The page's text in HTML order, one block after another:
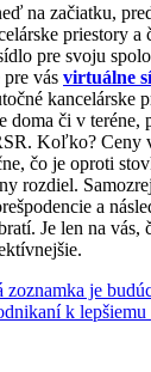
na začiatku,
priestory a
pre svoju
vás virtuálne
kancelárske
doma či v teréne,
Koľko? Ceny
čo je oproti
rozdiel.
a
Je len na vás,
zoznamka je
k lepšiemu